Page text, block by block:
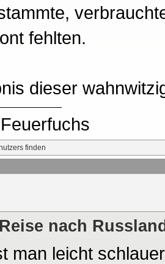
fehlten.
dieser
nach
man leicht